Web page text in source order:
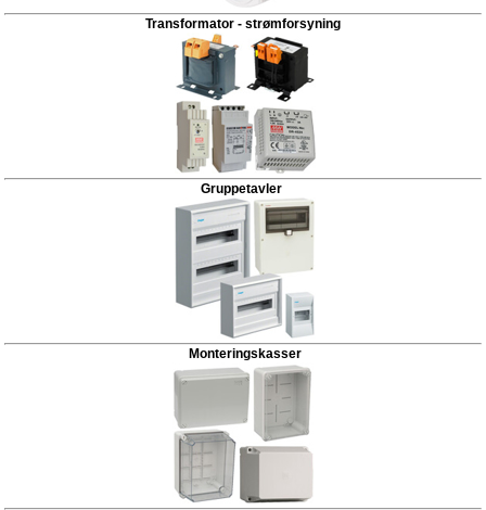
Transformator - strømforsyning
Gruppetavler
Monteringskasser